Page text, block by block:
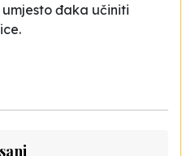
đaka učiniti